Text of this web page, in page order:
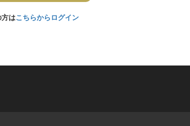
はこちらからログイン